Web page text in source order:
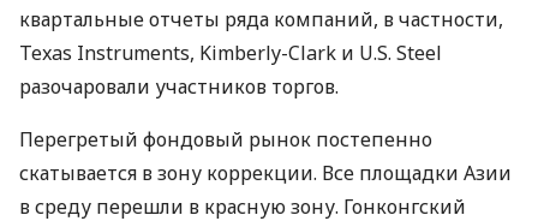
квартальные отчеты ряда компаний, в частности,
Texas Instruments, Kimberly-Clark и U.S. Steel
разочаровали участников торгов.
Перегретый фондовый рынок постепенно
скатывается в зону коррекции. Все площадки Азии
в среду перешли в красную зону. Гонконгский